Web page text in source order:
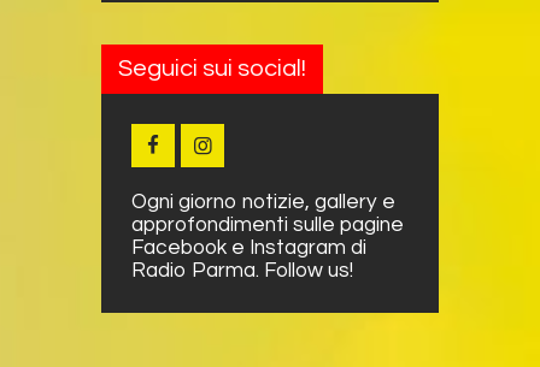
Seguici sui social!
Ogni giorno notizie, gallery e
approfondimenti sulle pagine
Facebook e Instagram di
Radio Parma. Follow us!